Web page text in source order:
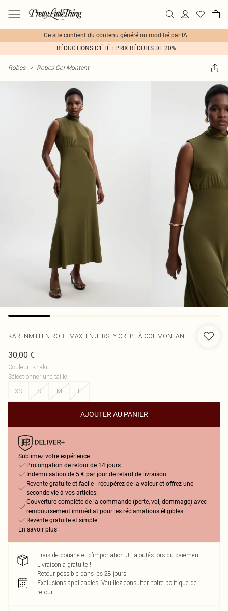
Ce site contient du contenu généré ou modifié par IA.
RÉDUCTIONS D'ÉTÉ : PRIX RÉDUITS DE 20%
Robes > Robes Col Montant
KARENMILLEN ROBE MAXI EN JERSEY CRÊPE À COL MONTANT
30,00 €
Couleur: Khaki
Sélectionner une taille:
XS
S M L
AJOUTER AU PANIER
Sublimez votre expérience
Prolongation de retour de 14 jours
Indemnisation de 5 € par jour de retard de livraison
Revente gratuite et facile - récupérez de la valeur et offrez une
seconde vie à vos articles.
Couverture complète de la commande (perte, vol, dommage) avec
remboursement immédiat pour les réclamations éligibles
Revente gratuite et simple
En savoir plus
Frais de douane et d’importation UE ajoutés lors du paiement.
Livraison à gratuite !
Retour possible dans les 28 jours
Exclusions applicables. Veuillez consulter notre politique de
retour